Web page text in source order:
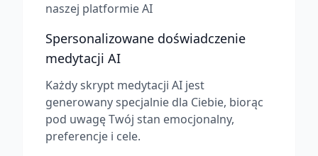
naszej platformie AI
Spersonalizowane doświadczenie
medytacji AI
Każdy skrypt medytacji AI jest
generowany specjalnie dla Ciebie, biorąc
pod uwagę Twój stan emocjonalny,
preferencje i cele.